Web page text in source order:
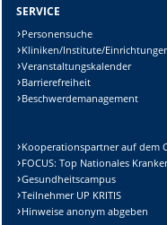
SERVICE
Personensuche
Kliniken/Institute/
Veranstaltungskalender
Barrierefreiheit
Beschwerdemanagement
Kooperationspartner auf dem
FOCUS: Top Nationales
Gesundheitscampus
Teilnehmer UP KRITIS
Hinweise anonym abgeben